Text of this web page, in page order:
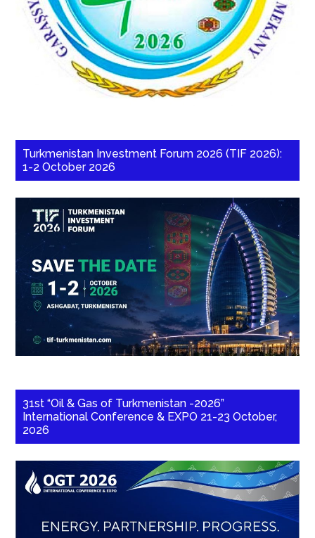
Turkmenistan Investment Forum 2026 (TIF 2026):
1-2 October 2026
31st “Oil & Gas of Turkmenistan -2026”
International Conference & EXPO 21-23 October,
2026